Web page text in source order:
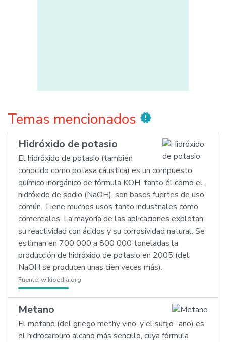
Temas mencionados new_releases
Hidróxido de potasio
El hidróxido de potasio (también
conocido como potasa cáustica) es un compuesto
químico inorgánico de fórmula KOH, tanto él como el
hidróxido de sodio (NaOH), son bases fuertes de uso
común. Tiene muchos usos tanto industriales como
comerciales. La mayoría de las aplicaciones explotan
su reactividad con ácidos y su corrosividad natural. Se
estiman en 700 000 a 800 000 toneladas la
producción de hidróxido de potasio en 2005 (del
NaOH se producen unas cien veces más).
Fuente: wikipedia.org
Metano
El metano (del griego methy vino, y el sufijo -ano) es
el hidrocarburo alcano más sencillo, cuya fórmula